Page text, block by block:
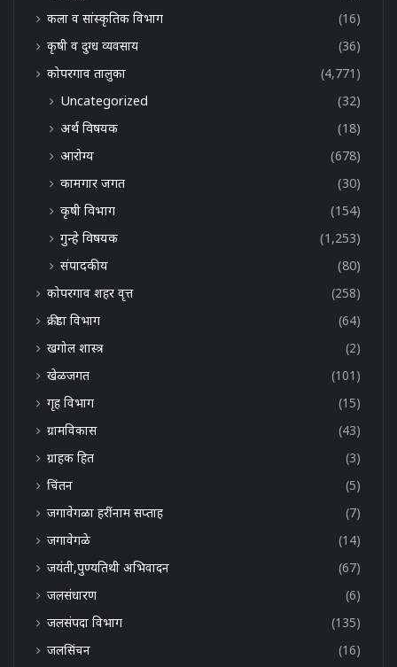
कला व सांस्कृतिक विभाग
(16)
कृषी व दुग्ध व्यवसाय
(36)
कोपरगाव तालुका
(4,771)
Uncategorized
(32)
अर्थ विषयक
(18)
आरोग्य
(678)
कामगार जगत
(30)
कृषी विभाग
(154)
गुन्हे विषयक
(1,253)
संपादकीय
(80)
कोपरगाव शहर वृत्त
(258)
क्रीडा विभाग
(64)
खगोल शास्त्र
(2)
खेळजगत
(101)
गृह विभाग
(15)
ग्रामविकास
(43)
ग्राहक हित
(3)
चिंतन
(5)
जगावेगळा हरींनाम सप्ताह
(7)
जगावेगळे
(14)
जयंती,पुण्यतिथी अभिवादन
(67)
जलसंधारण
(6)
जलसंपदा विभाग
(135)
जलसिंचन
(16)